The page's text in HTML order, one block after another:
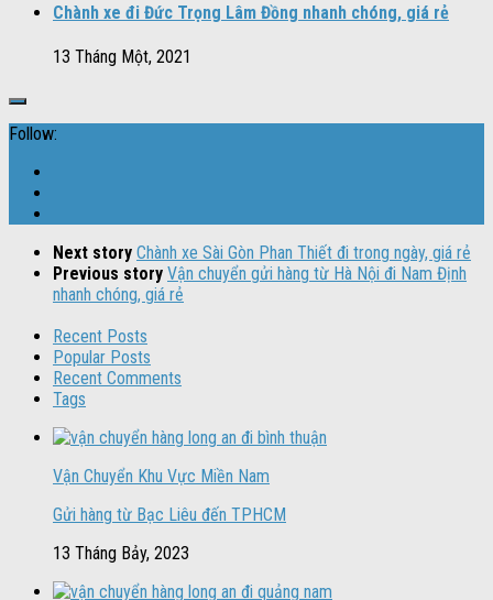
Chành xe đi Đức Trọng Lâm Đồng nhanh chóng, giá rẻ
13 Tháng Một, 2021
Follow:
Next story Chành xe Sài Gòn Phan Thiết đi trong ngày, giá rẻ
Previous story Vận chuyển gửi hàng từ Hà Nội đi Nam Định
nhanh chóng, giá rẻ
Recent Posts
Popular Posts
Recent Comments
Tags
Vận Chuyển Khu Vực Miền Nam
Gửi hàng từ Bạc Liêu đến TPHCM
13 Tháng Bảy, 2023